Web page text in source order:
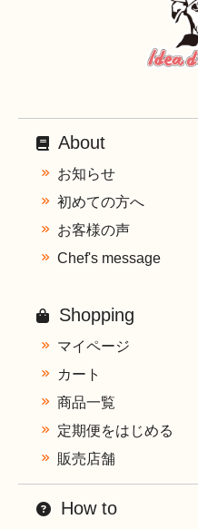
About
お知らせ
初めての方へ
お客様の声
Chef's message
Shopping
マイページ
カート
商品一覧
定期便をはじめる
販売店舗
How to